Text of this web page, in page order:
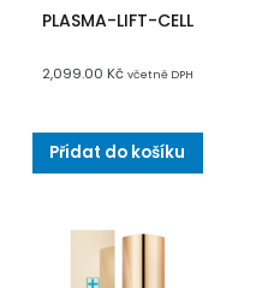
PLASMA-LIFT-CELL
2,099.00 Kč včetně DPH
Přidat do košíku